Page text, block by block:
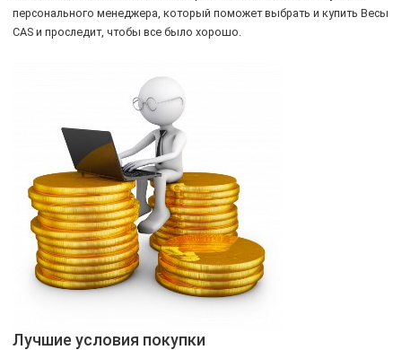
персонального менеджера, который поможет выбрать и купить Весы
CAS и проследит, чтобы все было хорошо.
Лучшие условия покупки